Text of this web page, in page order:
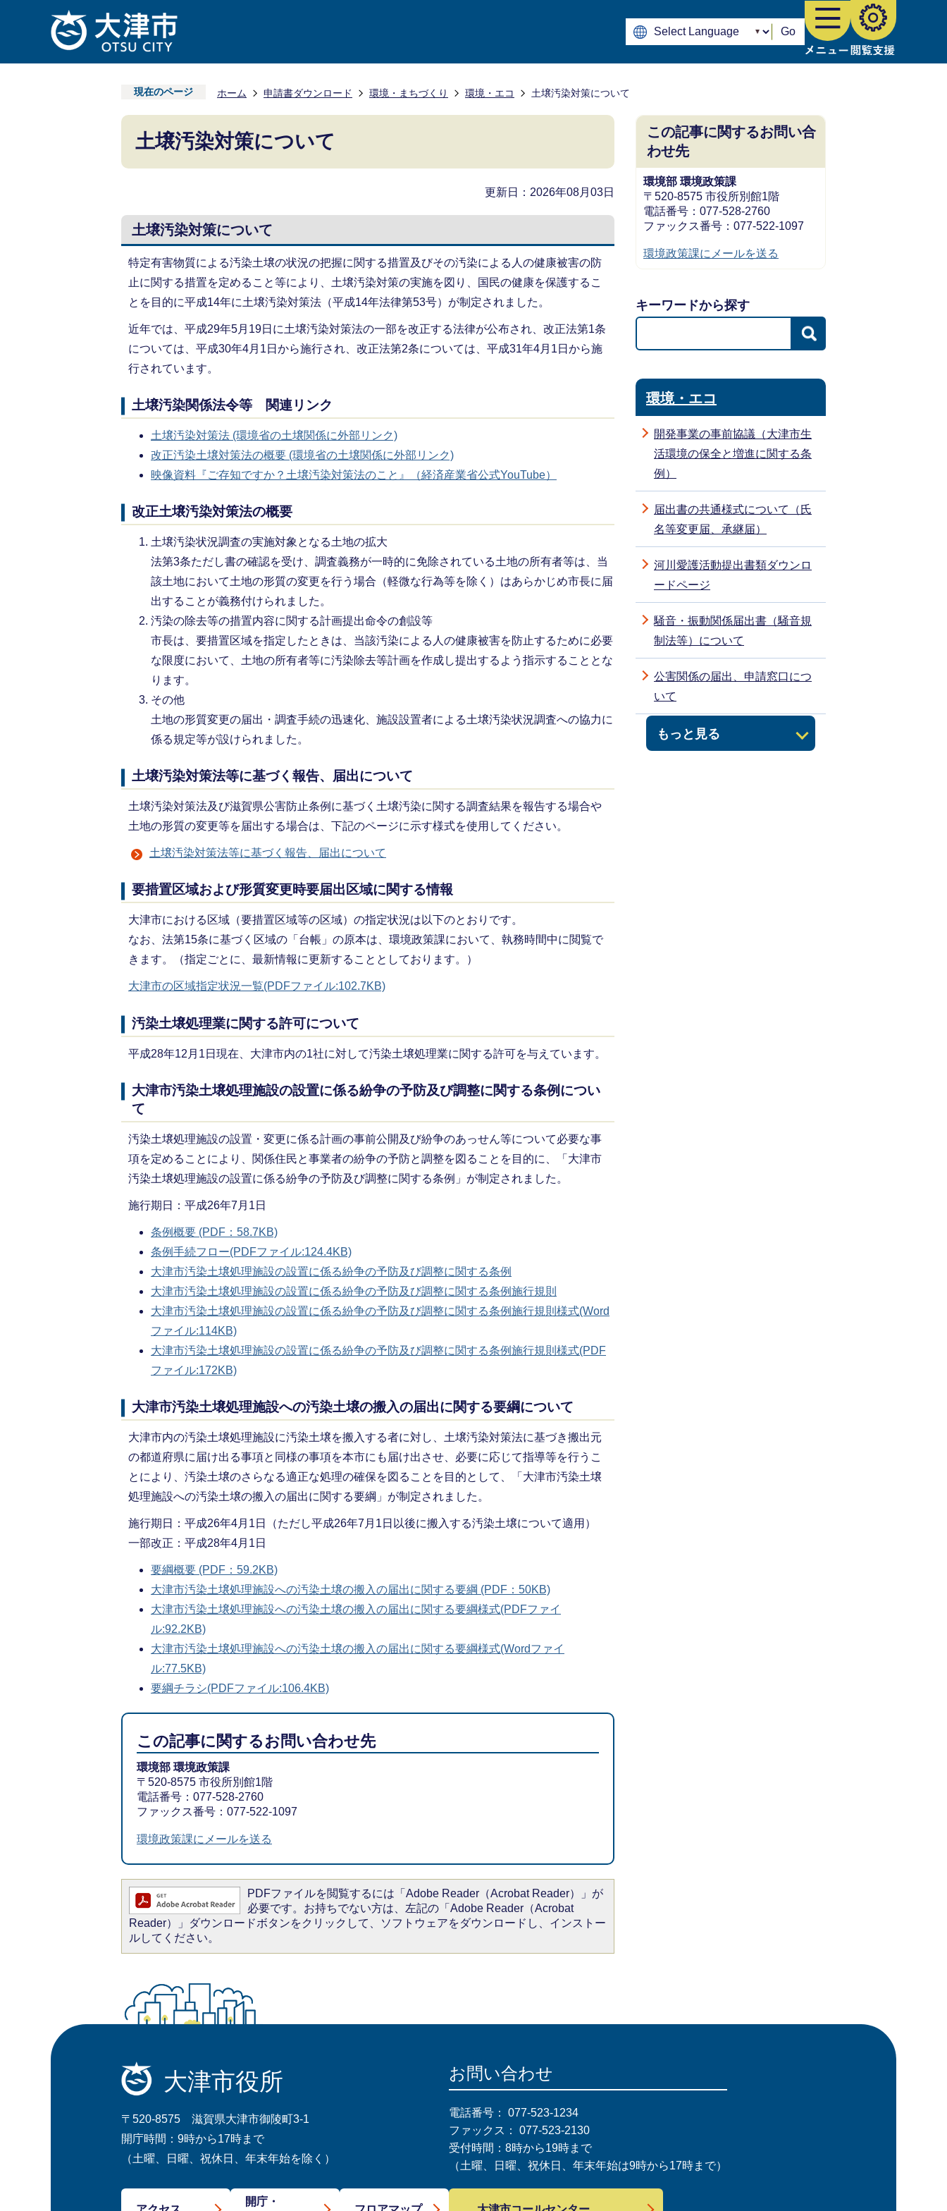
Go
現在のページ ホーム 申請書ダウンロード 環境・まちづくり 環境・エコ 土壌汚染対策について
土壌汚染対策について
更新日：2026年08月03日
土壌汚染対策について
特定有害物質による汚染土壌の状況の把握に関する措置及びその汚染による人の健康被害の防
止に関する措置を定めること等により、土壌汚染対策の実施を図り、国民の健康を保護するこ
とを目的に平成14年に土壌汚染対策法（平成14年法律第53号）が制定されました。
近年では、平成29年5月19日に土壌汚染対策法の一部を改正する法律が公布され、改正法第1条
については、平成30年4月1日から施行され、改正法第2条については、平成31年4月1日から施
行されています。
土壌汚染関係法令等 関連リンク
土壌汚染対策法 (環境省の土壌関係に外部リンク)
改正汚染土壌対策法の概要 (環境省の土壌関係に外部リンク)
映像資料『ご存知ですか？土壌汚染対策法のこと』（経済産業省公式YouTube）
改正土壌汚染対策法の概要
土壌汚染状況調査の実施対象となる土地の拡大
法第3条ただし書の確認を受け、調査義務が一時的に免除されている土地の所有者等は、当
該土地において土地の形質の変更を行う場合（軽微な行為等を除く）はあらかじめ市長に届
出することが義務付けられました。
汚染の除去等の措置内容に関する計画提出命令の創設等
市長は、要措置区域を指定したときは、当該汚染による人の健康被害を防止するために必要
な限度において、土地の所有者等に汚染除去等計画を作成し提出するよう指示することとな
ります。
その他
土地の形質変更の届出・調査手続の迅速化、施設設置者による土壌汚染状況調査への協力に
係る規定等が設けられました。
土壌汚染対策法等に基づく報告、届出について
土壌汚染対策法及び滋賀県公害防止条例に基づく土壌汚染に関する調査結果を報告する場合や
土地の形質の変更等を届出する場合は、下記のページに示す様式を使用してください。
土壌汚染対策法等に基づく報告、届出について
要措置区域および形質変更時要届出区域に関する情報
大津市における区域（要措置区域等の区域）の指定状況は以下のとおりです。
なお、法第15条に基づく区域の「台帳」の原本は、環境政策課において、執務時間中に閲覧で
きます。（指定ごとに、最新情報に更新することとしております。）
大津市の区域指定状況一覧(PDFファイル:102.7KB)
汚染土壌処理業に関する許可について
平成28年12月1日現在、大津市内の1社に対して汚染土壌処理業に関する許可を与えています。
大津市汚染土壌処理施設の設置に係る紛争の予防及び調整に関する条例につい
て
汚染土壌処理施設の設置・変更に係る計画の事前公開及び紛争のあっせん等について必要な事
項を定めることにより、関係住民と事業者の紛争の予防と調整を図ることを目的に、「大津市
汚染土壌処理施設の設置に係る紛争の予防及び調整に関する条例」が制定されました。
施行期日：平成26年7月1日
条例概要 (PDF：58.7KB)
条例手続フロー(PDFファイル:124.4KB)
大津市汚染土壌処理施設の設置に係る紛争の予防及び調整に関する条例
大津市汚染土壌処理施設の設置に係る紛争の予防及び調整に関する条例施行規則
大津市汚染土壌処理施設の設置に係る紛争の予防及び調整に関する条例施行規則様式(Word
ファイル:114KB)
大津市汚染土壌処理施設の設置に係る紛争の予防及び調整に関する条例施行規則様式(PDF
ファイル:172KB)
大津市汚染土壌処理施設への汚染土壌の搬入の届出に関する要綱について
大津市内の汚染土壌処理施設に汚染土壌を搬入する者に対し、土壌汚染対策法に基づき搬出元
の都道府県に届け出る事項と同様の事項を本市にも届け出させ、必要に応じて指導等を行うこ
とにより、汚染土壌のさらなる適正な処理の確保を図ることを目的として、「大津市汚染土壌
処理施設への汚染土壌の搬入の届出に関する要綱」が制定されました。
施行期日：平成26年4月1日（ただし平成26年7月1日以後に搬入する汚染土壌について適用）
一部改正：平成28年4月1日
要綱概要 (PDF：59.2KB)
大津市汚染土壌処理施設への汚染土壌の搬入の届出に関する要綱 (PDF：50KB)
大津市汚染土壌処理施設への汚染土壌の搬入の届出に関する要綱様式(PDFファイ
ル:92.2KB)
大津市汚染土壌処理施設への汚染土壌の搬入の届出に関する要綱様式(Wordファイ
ル:77.5KB)
要綱チラシ(PDFファイル:106.4KB)
この記事に関するお問い合わせ先
環境部 環境政策課
〒520-8575 市役所別館1階
電話番号：077-528-2760
ファックス番号：077-522-1097
環境政策課にメールを送る
PDFファイルを閲覧するには「Adobe Reader（Acrobat Reader）」が
必要です。お持ちでない方は、左記の「Adobe Reader（Acrobat
Reader）」ダウンロードボタンをクリックして、ソフトウェアをダウンロードし、インストー
ルしてください。
この記事に関するお問い合
わせ先
環境部 環境政策課
〒520-8575 市役所別館1階
電話番号：077-528-2760
ファックス番号：077-522-1097
環境政策課にメールを送る
キーワードから探す
環境・エコ
開発事業の事前協議（大津市生
活環境の保全と増進に関する条
例）
届出書の共通様式について（氏
名等変更届、承継届）
河川愛護活動提出書類ダウンロ
ードページ
もっと見る
騒音・振動関係届出書（騒音規
制法等）について
公害関係の届出、申請窓口につ
いて
大津市役所
〒520-8575 滋賀県大津市御陵町3-1
開庁時間：9時から17時まで
（土曜、日曜、祝休日、年末年始を除く）
開庁・
お問い合わせ
電話番号： 077-523-1234
ファックス： 077-523-2130
受付時間：8時から19時まで
（土曜、日曜、祝休日、年末年始は9時から17時まで）